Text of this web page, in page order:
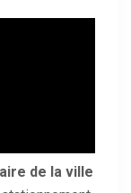
de la ville